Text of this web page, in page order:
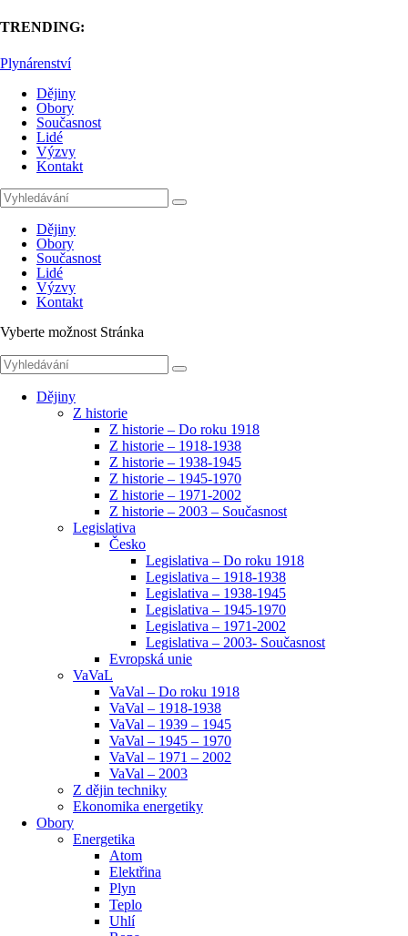
TRENDING:
Plynárenství
Dějiny
Obory
Současnost
Lidé
Výzvy
Kontakt
Dějiny
Obory
Současnost
Lidé
Výzvy
Kontakt
Vyberte možnost Stránka
Dějiny
Z historie
Z historie – Do roku 1918
Z historie – 1918-1938
Z historie – 1938-1945
Z historie – 1945-1970
Z historie – 1971-2002
Z historie – 2003 – Současnost
Legislativa
Česko
Legislativa – Do roku 1918
Legislativa – 1918-1938
Legislativa – 1938-1945
Legislativa – 1945-1970
Legislativa – 1971-2002
Legislativa – 2003- Současnost
Evropská unie
VaVaL
VaVal – Do roku 1918
VaVal – 1918-1938
VaVal – 1939 – 1945
VaVal – 1945 – 1970
VaVal – 1971 – 2002
VaVal – 2003
Z dějin techniky
Ekonomika energetiky
Obory
Energetika
Atom
Elektřina
Plyn
Teplo
Uhlí